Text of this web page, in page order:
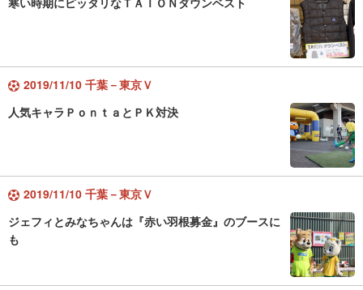
2019/11/10 千葉－東京Ｖ
人気キャラＰｏｎｔａとＰＫ対決
2019/11/10 千葉－東京Ｖ
ジェフィとみなちゃんは『赤い羽根募金』のブースに
も